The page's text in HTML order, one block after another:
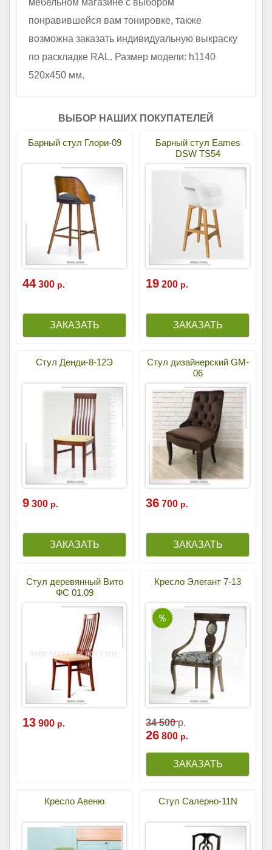
понравившейся вам тонировке, также
возможна заказать индивидуальную выкраску
по раскладке RAL. Размер модели: h1140
520х450 мм.
ВЫБОР НАШИХ ПОКУПАТЕЛЕЙ
Барный стул Глори-09
44 300 р.
Барный стул Eames
DSW TS54
19 200 р.
Стул Денди-8-12Э
9 300 р.
Стул дизайнерский GM-
06
36 700 р.
Стул деревянный Вито
ФС 01.09
13 900 р.
Кресло Элегант 7-13
34 500р.
26 800 р.
Кресло Авеню Стул Салерно-11N